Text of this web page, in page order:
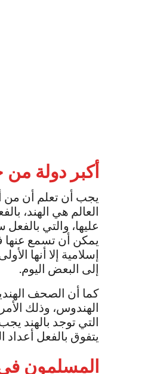
أكبر دولة
يجب أن تعلم أن من
العالم هي الهند،
عليها، والتي
يمكن أن تسمع عنها
إسلامية إلا أنها
إلى البعض اليوم.
كما أن الصحف
الهندوس، وذلك
التي توجد بالهند
يتفوق بالفعل
المسلمون في